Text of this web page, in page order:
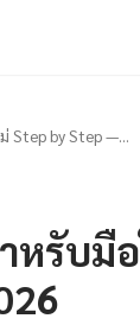
Step by Step —...
หรับมื